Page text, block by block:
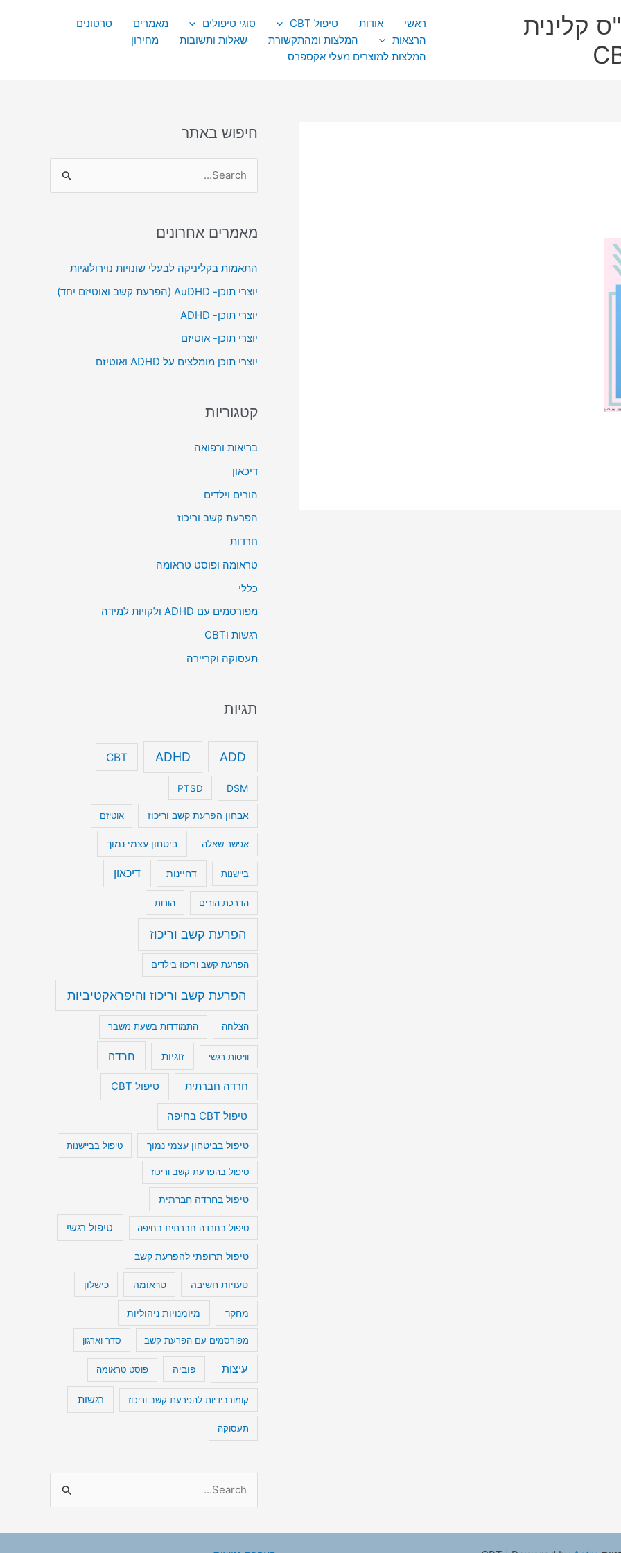
קלינית
ראשי אודות טיפול CBT סוגי טיפולים מאמרים
סרטונים
הרצאות
המלצות ומהתקשורת שאלות ותשובות
מחירון
המלצות למוצרים מעלי אקספרס
חיפוש באתר
r
o
:
מאמרים אחרונים
התאמות בקליניקה לבעלי שונויות נוירולוגיות
יוצרי תוכן- AuDHD (הפרעת קשב ואוטיזם יחד)
יוצרי תוכן- ADHD
יוצרי תוכן- אוטיזם
יוצרי תוכן מומלצים על ADHD ואוטיזם
קטגוריות
בריאות ורפואה
דיכאון
הורים וילדים
הפרעת קשב וריכוז
חרדות
טראומה ופוסט טראומה
כללי
מפורסמים עם ADHD ולקויות למידה
רגשות וCBT
תעסוקה וקריירה
תגיות
ADD
ADHD
CBT
DSM
PTSD
אבחון הפרעת קשב וריכוז אוטיזם
אפשר שאלה ביטחון עצמי נמוך
ביישנות דחיינות דיכאון
הדרכת הורים הורות
הפרעת קשב וריכוז
הפרעת קשב וריכוז בילדים
הפרעת קשב וריכוז והיפראקטיביות
הצלחה התמודדות בשעת משבר
וויסות רגשי זוגיות חרדה
חרדה חברתית טיפול CBT
טיפול CBT בחיפה
טיפול בביטחון עצמי נמוך טיפול בביישנות
טיפול בהפרעת קשב וריכוז
טיפול בחרדה חברתית
טיפול בחרדה חברתית בחיפה טיפול רגשי
טיפול תרופתי להפרעת קשב
טעויות חשיבה טראומה כישלון
מחקר מיומנויות ניהוליות
מפורסמים עם הפרעת קשב סדר וארגון
עיצות פוביה פוסט טראומה
קומורבידיות להפרעת קשב וריכוז רגשות
תעסוקה
a